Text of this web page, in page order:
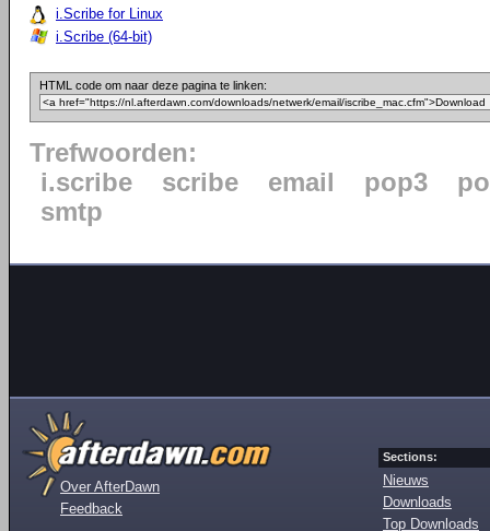
i.Scribe for Linux
i.Scribe (64-bit)
HTML code om naar deze pagina te linken:
Trefwoorden:
i.scribe
scribe email pop3
smtp
Over AfterDawn
Feedback
Sections:
Nieuws
Downloads
Top Downloads